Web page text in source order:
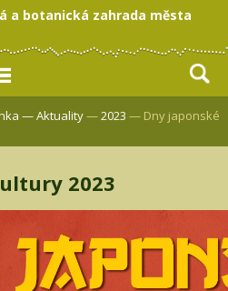
a botanická zahrada města
—Aktuality—2023 — Dny japonské
2023